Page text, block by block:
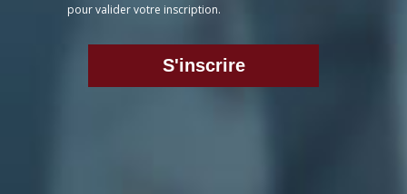
pour valider votre inscription.